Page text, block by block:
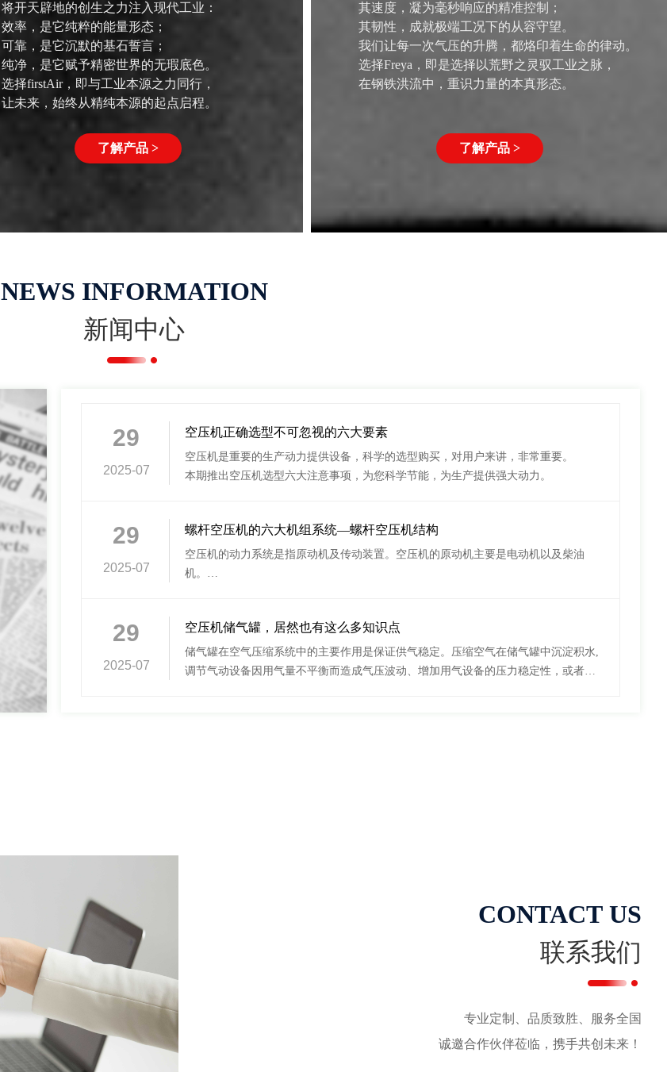
将开天辟地的创生之力注入现代工业：
效率，是它纯粹的能量形态；
可靠，是它沉默的基石誓言；
纯净，是它赋予精密世界的无瑕底色。
选择firstAir，即与工业本源之力同行，
让未来，始终从精纯本源的起点启程。
了解产品 >
其速度，凝为毫秒响应的精准控制；
其韧性，成就极端工况下的从容守望。
我们让每一次气压的升腾，都烙印着生命的律动。
选择Freya，即是选择以荒野之灵驭工业之脉，
在钢铁洪流中，重识力量的本真形态。
了解产品 >
空压机正确选型不可忽视的六大要素
空压机是重要的生产动力提供设备，科学的选型购买，对用户来讲，非常重要。
本期推出空压机选型六大注意事项，为您科学节能，为生产提供强大动力。
29
2025-07
29
2025-07
螺杆空压机的六大机组系统—螺杆空压机结构
空压机的动力系统是指原动机及传动装置。空压机的原动机主要是电动机以及柴油
机。
29
2025-07
空压机储气罐，居然也有这么多知识点
储气罐在空气压缩系统中的主要作用是保证供气稳定。压缩空气在储气罐中沉淀积水,
调节气动设备因用气量不平衡而造成气压波动、增加用气设备的压力稳定性，或者储
NEWS INFORMATION
新闻中心
CONTACT US
联系我们
专业定制、品质致胜、服务全国
诚邀合作伙伴莅临，携手共创未来！